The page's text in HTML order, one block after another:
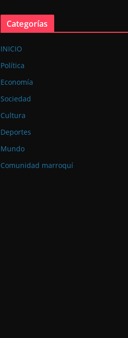
Categorías
INICIO
Política
Economía
Sociedad
Cultura
Deportes
Mundo
Comunidad marroquí